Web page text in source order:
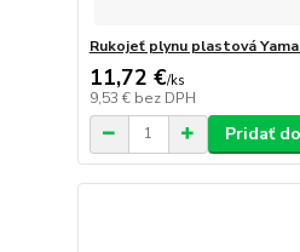
Rukojeť plynu plastová
11,72 €/ks
9,53 € bez DPH
Pridať